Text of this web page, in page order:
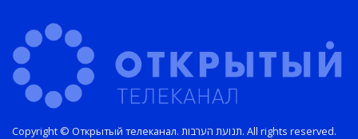
Copyright © Открытый телеканал. תנועת הערבות. All rights reserved.